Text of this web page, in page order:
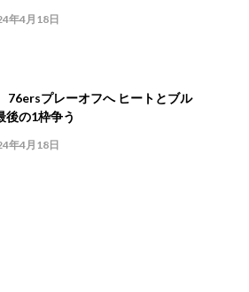
年4月18日
76ersプレーオフへ ヒートとブル
後の1枠争う
年4月18日